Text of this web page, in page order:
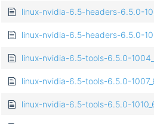
linux-nvidia-6.5-headers-6.5.0-
linux-nvidia-6.5-headers-6.5.0-
linux-nvidia-6.5-tools-6.5.0-
linux-nvidia-6.5-tools-6.5.0-
linux-nvidia-6.5-tools-6.5.0-